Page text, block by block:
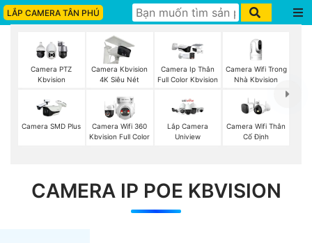
LẮP CAMERA TÂN PHÚ
Camera PTZ
Kbvision
Camera Kbvision
4K Siêu Nét
Camera Ip Thân
Full Color Kbvision
Camera Wifi Trong
Nhà Kbvision
Camera SMD Plus
Camera Wifi 360
Kbvision Full Color
Lắp Camera
Uniview
Camera Wifi Thân
Cố Định
CAMERA IP POE KBVISION